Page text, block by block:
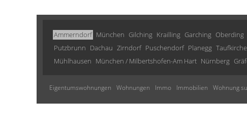
Ammerndorf München Gilching Krailling Garching Oberding
Putzbrunn Dachau Zirndorf Puschendorf Planegg
Mühlhausen München / Milbertshofen-Am Hart Nürnberg
Eigentumswohnungen Wohnungen Immo Immobilien Wohnung